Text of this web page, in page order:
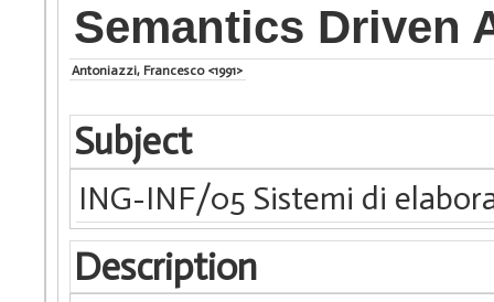
Semantics Driven
Antoniazzi, Francesco <1991>
Subject
ING-INF/05 Sistemi di
Description